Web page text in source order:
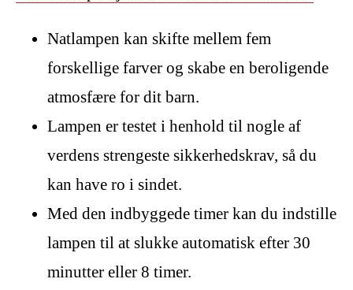
Natlampen kan skifte mellem fem
forskellige farver og skabe en beroligende
atmosfære for dit barn.
Lampen er testet i henhold til nogle af
verdens strengeste sikkerhedskrav, så du
kan have ro i sindet.
Med den indbyggede timer kan du indstille
lampen til at slukke automatisk efter 30
minutter eller 8 timer.